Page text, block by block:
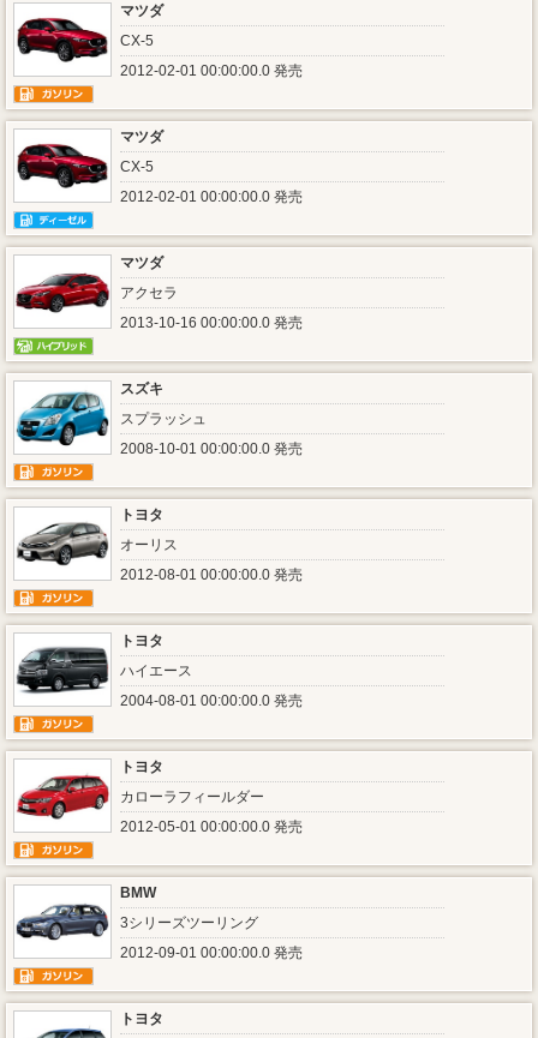
マツダ
CX-5
2012-02-01 00:00:00.0 発売
マツダ
CX-5
2012-02-01 00:00:00.0 発売
マツダ
アクセラ
2013-10-16 00:00:00.0 発売
スズキ
スプラッシュ
2008-10-01 00:00:00.0 発売
トヨタ
オーリス
2012-08-01 00:00:00.0 発売
トヨタ
ハイエース
2004-08-01 00:00:00.0 発売
トヨタ
カローラフィールダー
2012-05-01 00:00:00.0 発売
BMW
3シリーズツーリング
2012-09-01 00:00:00.0 発売
トヨタ